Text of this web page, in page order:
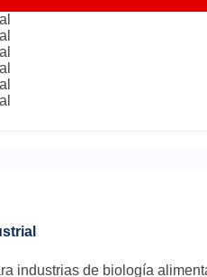
industrias de biología